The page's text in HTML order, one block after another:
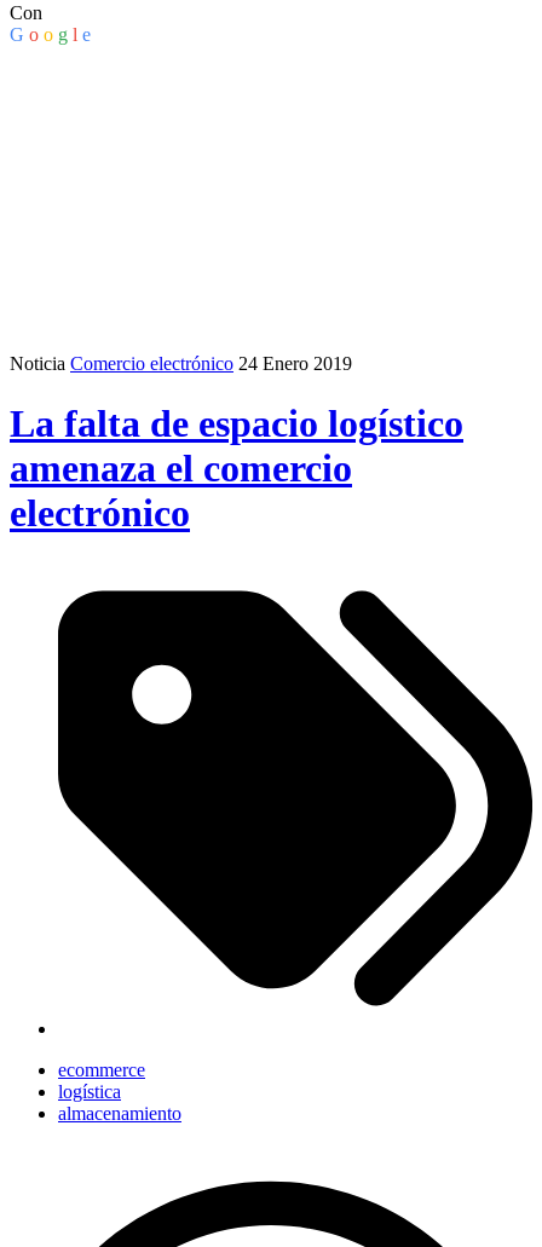
Con
G o o g l e
Noticia Comercio electrónico 24 Enero 2019
La falta de espacio logístico
amenaza el comercio
electrónico
ecommerce
logística
almacenamiento